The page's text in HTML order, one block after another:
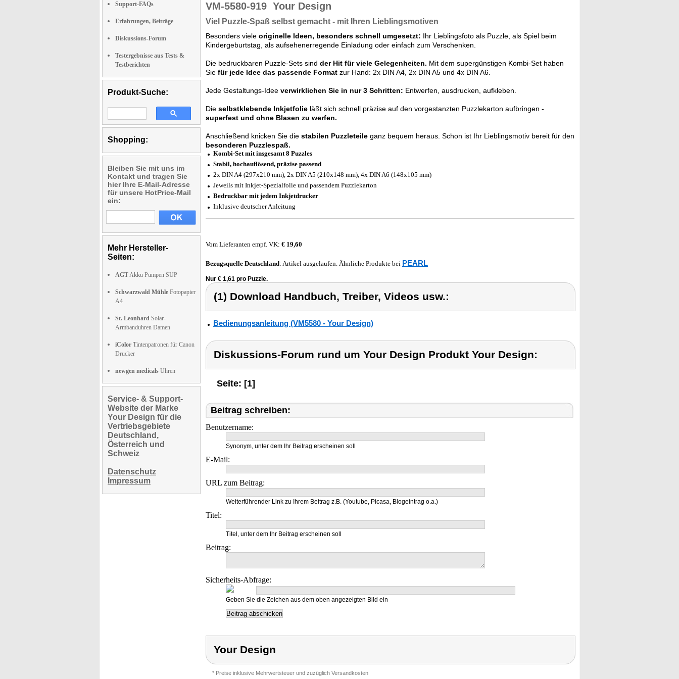
Support-FAQs
Erfahrungen, Beiträge
Diskussions-Forum
Testergebnisse aus Tests &
Testberichten
Produkt-Suche:
Shopping:
Bleiben Sie mit uns im
Kontakt und tragen Sie
hier Ihre E-Mail-Adresse
für unsere HotPrice-Mail
ein:
Mehr Hersteller-
Seiten:
AGTAkku Pumpen SUP
Schwarzwald Mühle Fotopapier
A4
St. Leonhard Solar-
Armbanduhren Damen
iColor Tintenpatronen für Canon
Drucker
newgen medicals Uhren
Service- & Support-
Website der Marke
Your Design für die
Vertriebsgebiete
Deutschland,
Österreich und
Schweiz
Datenschutz
Impressum
VM-5580-919 Your Design
Viel Puzzle-Spaß selbst gemacht - mit Ihren Lieblingsmotiven
Besonders viele originelle Ideen, besonders schnell umgesetzt: Ihr Lieblingsfoto als Puzzle, als Spiel beim
Kindergeburtstag, als aufsehenerregende Einladung oder einfach zum Verschenken.
Die bedruckbaren Puzzle-Sets sind der Hit für viele Gelegenheiten. Mit dem supergünstigen Kombi-Set haben
Sie für jede Idee das passende Format zur Hand: 2x DIN A4, 2x DIN A5 und 4x DIN A6.
Jede Gestaltungs-Idee verwirklichen Sie in nur 3 Schritten: Entwerfen, ausdrucken, aufkleben.
Die selbstklebende Inkjetfolie läßt sich schnell präzise auf den vorgestanzten Puzzlekarton aufbringen -
superfest und ohne Blasen zu werfen.
Anschließend knicken Sie die stabilen Puzzleteile ganz bequem heraus. Schon ist Ihr Lieblingsmotiv bereit für den
besonderen Puzzlespaß.
Kombi-Set mit insgesamt 8 Puzzles
Stabil, hochauflösend, präzise passend
2x DIN A4 (297x210 mm), 2x DIN A5 (210x148 mm), 4x DIN A6 (148x105 mm)
Jeweils mit Inkjet-Spezialfolie und passendem Puzzlekarton
Bedruckbar mit jedem Inkjetdrucker
Inklusive deutscher Anleitung
Vom Lieferanten empf. VK: € 19,60
Bezugsquelle Deutschland: Artikel ausgelaufen. Ähnliche Produkte bei PEARL
Nur € 1,61 pro Puzzle.
(1) Download Handbuch, Treiber, Videos usw.:
Bedienungsanleitung (VM5580 - Your Design)
Diskussions-Forum rund um Your Design Produkt Your Design:
Seite: [1]
Beitrag schreiben:
Benutzername:
Synonym, unter dem Ihr Beitrag erscheinen soll
E-Mail:
URL zum Beitrag:
Weiterführender Link zu Ihrem Beitrag z.B. (Youtube, Picasa, Blogeintrag o.a.)
Titel:
Titel, unter dem Ihr Beitrag erscheinen soll
Beitrag:
Sicherheits-Abfrage:
Geben Sie die Zeichen aus dem oben angezeigten Bild ein
Your Design
* Preise inklusive Mehrwertsteuer und zuzüglich Versandkosten